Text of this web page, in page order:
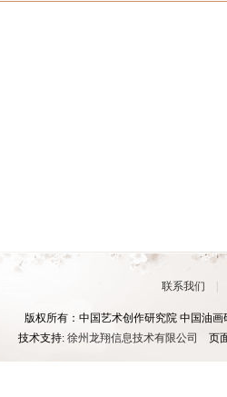
联系我们
版权所有：中国艺术创作研究院 中国油
技术支持: 徐州龙翔信息技术有限公司 页